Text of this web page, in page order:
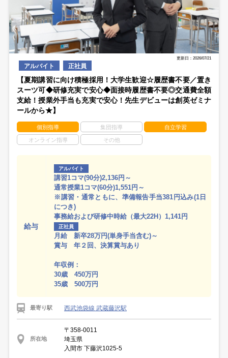
更新日：2026/07/21
アルバイト 正社員
【夏期講習に向け積極採用！大学生歓迎☆履歴書不要／置き
スーツ可◆研修充実で安心◆面接時履歴書不要◎交通費全額
支給！授業外手当も充実で安心！先生デビューは創英ゼミナ
ールから★】
個別指導 集団指導 自立学習
オンライン指導 その他
給与
アルバイト
講習1コマ(90分)2,136円～
通常授業1コマ(60分)1,551円～
※講習・通常ともに、準備報告手当381円込み(1日
につき)
事務給および研修中時給（最大22H）1,141円
正社員
月給 新卒28万円(単身手当含む)～
賞与 年２回、決算賞与あり
年収例：
30歳 450万円
35歳 500万円
最寄り駅 西武池袋線 武蔵藤沢駅
所在地
〒358-0011
埼玉県
入間市 下藤沢1025-5